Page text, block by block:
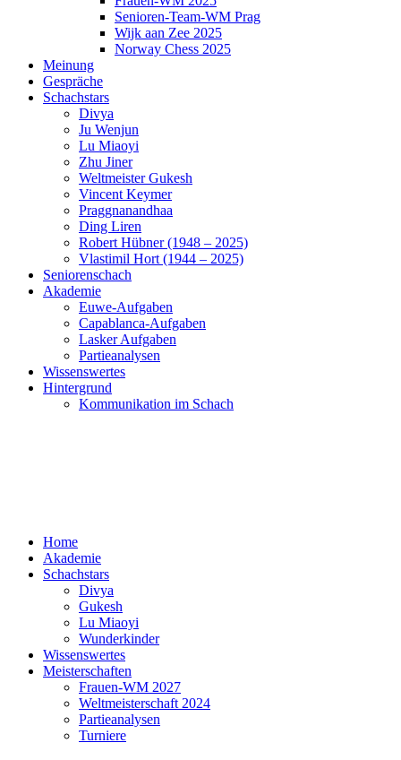
Senioren-Team-WM Prag
Wijk aan Zee 2025
Norway Chess 2025
Meinung
Gespräche
Schachstars
Divya
Ju Wenjun
Lu Miaoyi
Zhu Jiner
Weltmeister Gukesh
Vincent Keymer
Praggnanandhaa
Ding Liren
Robert Hübner (1948 – 2025)
Vlastimil Hort (1944 – 2025)
Seniorenschach
Akademie
Euwe-Aufgaben
Capablanca-Aufgaben
Lasker Aufgaben
Partieanalysen
Wissenswertes
Hintergrund
Kommunikation im Schach
Home
Akademie
Schachstars
Divya
Gukesh
Lu Miaoyi
Wunderkinder
Wissenswertes
Meisterschaften
Frauen-WM 2027
Weltmeisterschaft 2024
Partieanalysen
Turniere